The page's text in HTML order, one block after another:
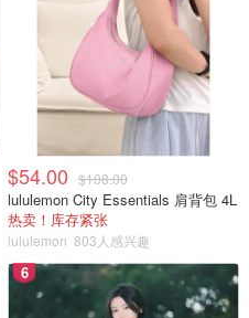
薪曝光，多人年入超百
薪水更高，护士年薪43.1万
1835
$54.00 $108.00
lululemon City Essentials 肩背包 4L
热卖！库存紧张
lululemon 803人感兴趣
6